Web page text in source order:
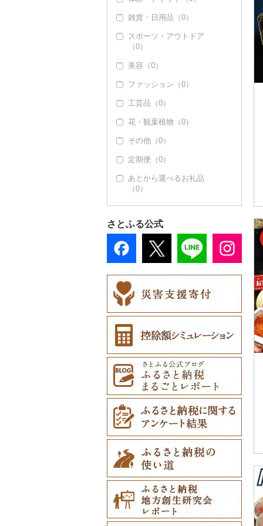
雑貨・日用品（0）
スポーツ・アウトドア
（0）
美容（0）
ファッション（0）
工芸品（0）
花・観葉植物（0）
その他（0）
定期便（0）
あとから選べるお礼品
（0）
さとふる公式